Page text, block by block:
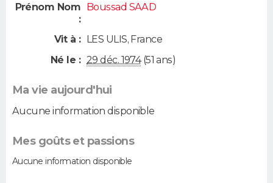
Prénom Nom
:
Boussad SAAD
Vit à : LES ULIS, France
Né le : 29 déc. 1974(51 ans)
Ma vie aujourd'hui
Aucune information disponible
Mes goûts et passions
Aucune information disponible